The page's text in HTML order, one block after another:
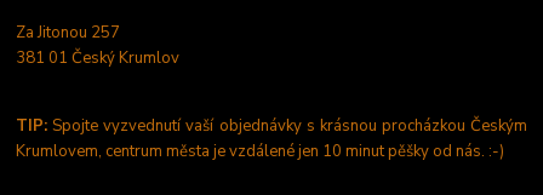
Za Jitonou 257
381 01 Český Krumlov
TIP: Spojte vyzvednutí vaší objednávky s krásnou procházkou Českým
Krumlovem, centrum města je vzdálené jen 10 minut pěšky od nás. :-)